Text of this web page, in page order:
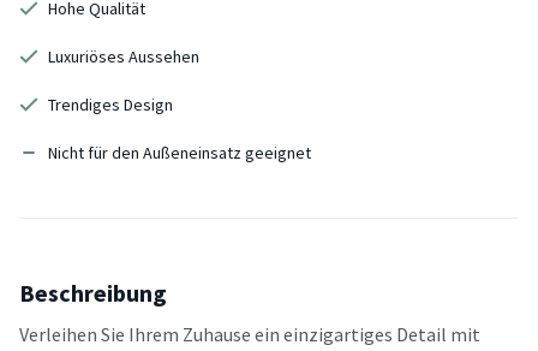
Hohe Qualität
Luxuriöses Aussehen
Trendiges Design
Nicht für den Außeneinsatz geeignet
Beschreibung
Verleihen Sie Ihrem Zuhause ein einzigartiges Detail mit